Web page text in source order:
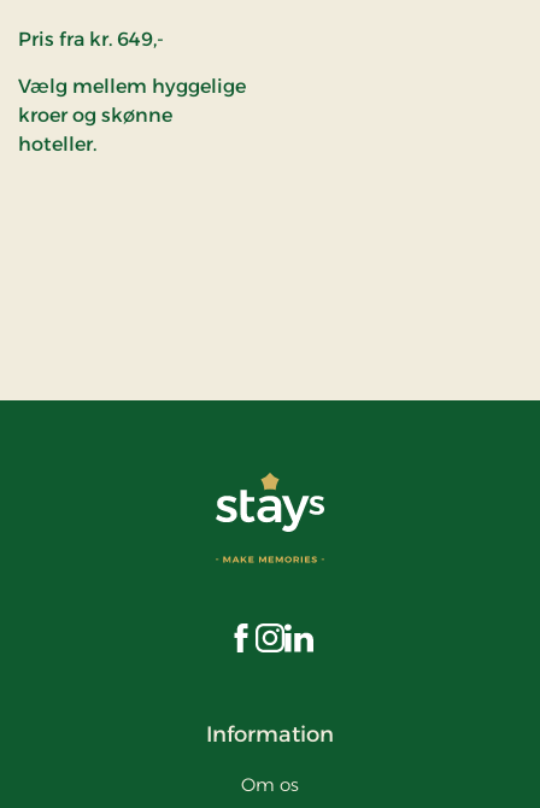
Pris fra kr. 649,-
Vælg mellem hyggelige
kroer og skønne
hoteller.
Besøg os på Facebook
Besøg os på Instagram
Besøg os på LinkedIn
Information
Om os